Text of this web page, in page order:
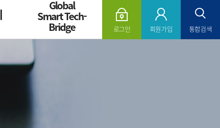
Global
Smart Tech-
Bridge 로그인 회원가입 통합검색